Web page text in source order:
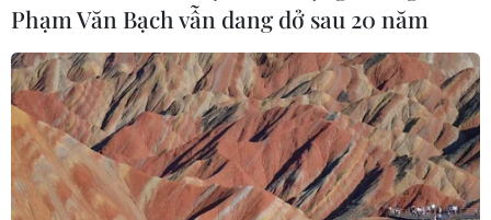
thống nhất' về biên giới
03/08/2026 14:35
Google châm ngòi cuộc đối
đầu mới giữa Mỹ và châu Âu về chủ
quyền số
Phạm Văn Bạch vẫn dang dở sau 20 năm